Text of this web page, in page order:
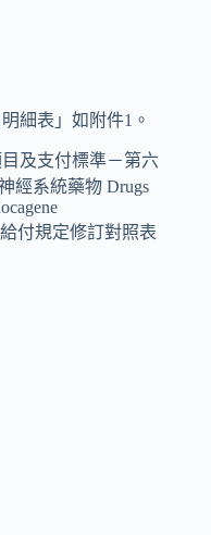
細表」如附件1。
及支付標準－第六
經系統藥物 Drugs
付規定修訂對照表